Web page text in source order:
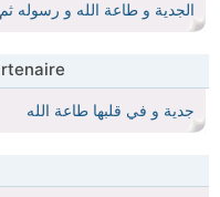
الجدية و طاعة الله و رسوله
جدية و في قلبها طاعة الله